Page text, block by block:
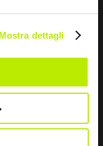
Mostra dettagli